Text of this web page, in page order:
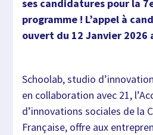
ses candidatures pour la
programme ! L’appel à
ouvert du 12 Janvier 2026
Schoolab, studio
en collaboration avec 21,
d’innovations sociales de la
Française, offre aux